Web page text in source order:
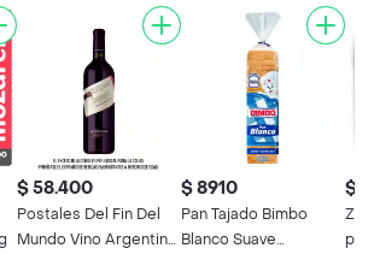
$ 58.400
Postales Del Fin Del
Mundo Vino Argentino
$ 8910
Pan Tajado Bimbo
Blanco Suave
$